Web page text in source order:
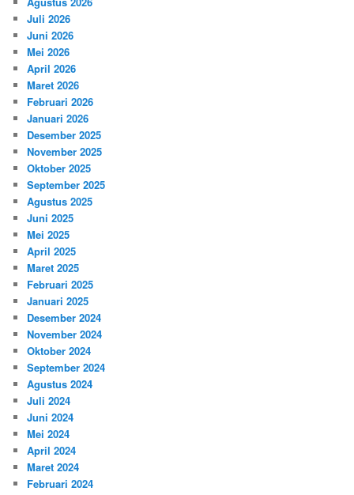
Juli 2026
Juni 2026
Mei 2026
April 2026
Maret 2026
Februari 2026
Januari 2026
Desember 2025
November 2025
Oktober 2025
September 2025
Agustus 2025
Juni 2025
Mei 2025
April 2025
Maret 2025
Februari 2025
Januari 2025
Desember 2024
November 2024
Oktober 2024
September 2024
Agustus 2024
Juli 2024
Juni 2024
Mei 2024
April 2024
Maret 2024
Februari 2024